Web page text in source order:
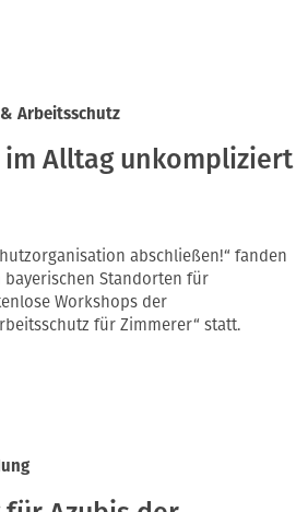
Arbeitsschutz
Alltag unkompliziert
abschließen!“ fanden
bayerischen Standorten für
Workshops der
für Zimmerer“ statt.